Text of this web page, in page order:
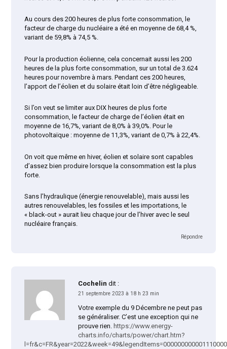
Au cours des 200 heures de plus forte consommation, le
facteur de charge du nucléaire a été en moyenne de 68,4 %,
variant de 59,8% à 74,5 %.
Pour la production éolienne, cela concernait aussi les 200
heures de la plus forte consommation, sur un total de 3.624
heures pour novembre à mars. Pendant ces 200 heures,
l’apport de l’éolien et du solaire était loin d’être négligeable.
Si l’on veut se limiter aux DIX heures de plus forte
consommation, le facteur de charge de l’éolien était en
moyenne de 16,7%, variant de 8,0% à 39,0%. Pour le
photovoltaïque : moyenne de 11,3%, variant de 0,7% à 22,4%.
On voit que même en hiver, éolien et solaire sont capables
d’assez bien produire lorsque la consommation est la plus
forte.
Sans l’hydraulique (énergie renouvelable), mais aussi les
autres renouvelables, les fossiles et les importations, le
« black-out » aurait lieu chaque jour de l’hiver avec le seul
nucléaire français.
Répondre
Cochelin dit :
21 septembre 2023 à 18 h 23 min
Votre exemple du 9 Décembre ne peut pas
se généraliser. C’est une exception qui ne
prouve rien. https://www.energy-
charts.info/charts/power/chart.htm?
l=fr&c=FR&year=2022&week=49&legendItems=000000000001110000